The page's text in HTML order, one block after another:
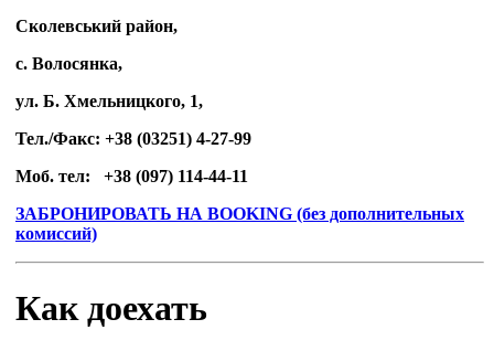
Сколевський район,
с. Волосянка,
ул. Б. Хмельницкого, 1,
Тел./Факс: +38 (03251) 4-27-99
Моб. тел: +38 (097) 114-44-11
ЗАБРОНИРОВАТЬ НА BOOKING (без дополнительных
комиссий)
Как доехать